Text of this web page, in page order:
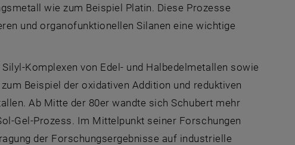
wie zum Beispiel Platin. Diese Prozesse
und organofunktionellen Silanen eine wichtige
Komplexen von Edel- und Halbedelmetallen sowie
Beispiel der oxidativen Addition und reduktiven
Ab Mitte der 80er wandte sich Schubert mehr
Gel-Prozess. Im Mittelpunkt seiner Forschungen
der Forschungsergebnisse auf industrielle